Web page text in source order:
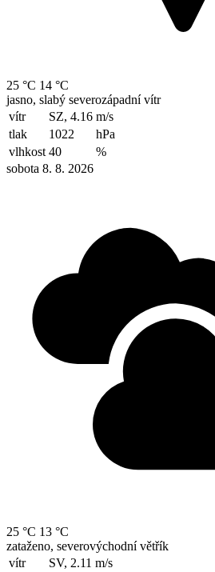
25 °C 14 °C
jasno, slabý severozápadní vítr
vítr
SZ, 4.16 m/s
tlak
1022
hPa
vlhkost 40
%
sobota 8. 8. 2026
25 °C 13 °C
zataženo, severovýchodní větřík
vítr
SV, 2.11 m/s